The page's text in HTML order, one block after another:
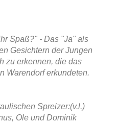
Spaß?" - Das "Ja" als
Gesichtern der Jungen
zu erkennen, die das
Warendorf erkundeten.
Spreizer:(v.l.)
Ole und Dominik